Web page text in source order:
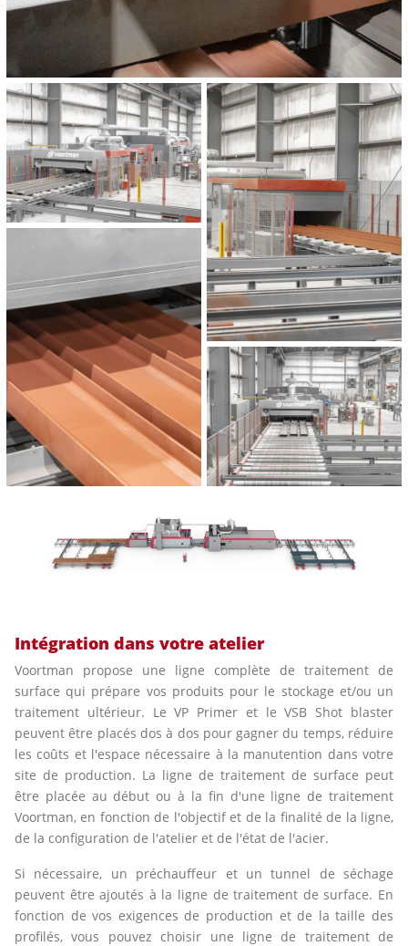
Intégration dans votre atelier
Voortman propose une ligne complète de traitement de
surface qui prépare vos produits pour le stockage et/ou un
traitement ultérieur. Le VP Primer et le VSB Shot blaster
peuvent être placés dos à dos pour gagner du temps, réduire
les coûts et l'espace nécessaire à la manutention dans votre
site de production. La ligne de traitement de surface peut
être placée au début ou à la fin d'une ligne de traitement
Voortman, en fonction de l'objectif et de la finalité de la ligne,
de la configuration de l'atelier et de l'état de l'acier.
Si nécessaire, un préchauffeur et un tunnel de séchage
peuvent être ajoutés à la ligne de traitement de surface. En
fonction de vos exigences de production et de la taille des
profilés, vous pouvez choisir une ligne de traitement de